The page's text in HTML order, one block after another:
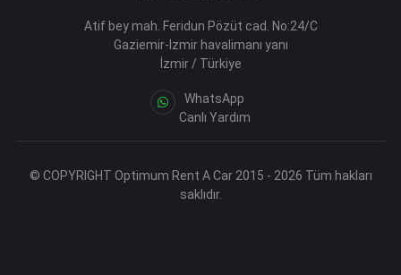
Atif bey mah. Feridun Pözüt cad. No:24/C
Gaziemir-Izmir havalimanı yanı
İzmir / Türkiye
WhatsApp
Canlı Yardım
© COPYRIGHT Optimum Rent A Car 2015 - 2026 Tüm hakları
saklıdır.